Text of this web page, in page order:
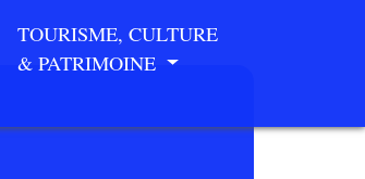
TOURISME, CULTURE
& PATRIMOINE